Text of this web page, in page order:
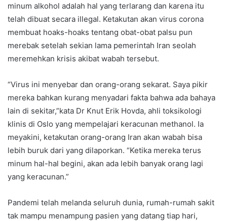
minum alkohol adalah hal yang terlarang dan karena itu
telah dibuat secara illegal. Ketakutan akan virus corona
membuat hoaks-hoaks tentang obat-obat palsu pun
merebak setelah sekian lama pemerintah Iran seolah
meremehkan krisis akibat wabah tersebut.
“Virus ini menyebar dan orang-orang sekarat. Saya pikir
mereka bahkan kurang menyadari fakta bahwa ada bahaya
lain di sekitar,”kata Dr Knut Erik Hovda, ahli toksikologi
klinis di Oslo yang mempelajari keracunan methanol. Ia
meyakini, ketakutan orang-orang Iran akan wabah bisa
lebih buruk dari yang dilaporkan. “Ketika mereka terus
minum hal-hal begini, akan ada lebih banyak orang lagi
yang keracunan.”
Pandemi telah melanda seluruh dunia, rumah-rumah sakit
tak mampu menampung pasien yang datang tiap hari,